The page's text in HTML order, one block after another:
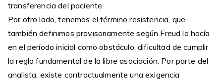
transferencia del paciente.
Por otro lado, tenemos el término resistencia, que
también definimos provisoriamente según Freud lo hacía
en el período inicial como obstáculo, dificultad de cumplir
la regla fundamental de la libre asociación. Por parte del
analista, existe contractualmente una exigencia